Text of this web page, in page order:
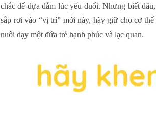
chắc để dựa dẫm lúc yếu đuối. Nhưng biết
sắp rơi vào “vị trí” mới này, hãy giữ cho cơ
nuôi dạy một đứa trẻ hạnh phúc và lạc quan.